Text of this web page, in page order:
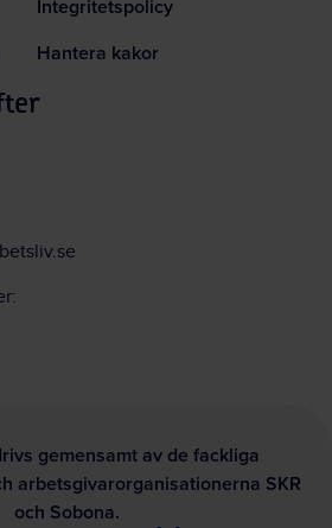
Integritetspolicy
Hantera kakor
gemensamt av de fackliga
arbetsgivarorganisationerna SKR
och Sobona.